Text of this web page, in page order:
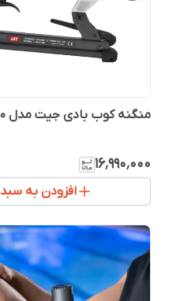
منگنه کوب بادی جیت مدل JS1680
۱۶٬۹۹۰٬۰۰۰
افزودن به سبد